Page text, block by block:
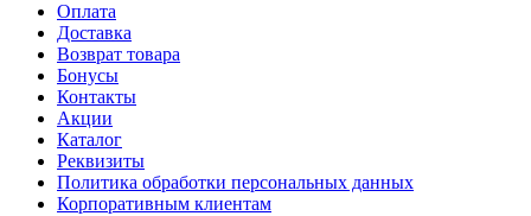
Оплата
Доставка
Возврат товара
Бонусы
Контакты
Акции
Каталог
Реквизиты
Политика обработки персональных данных
Корпоративным клиентам